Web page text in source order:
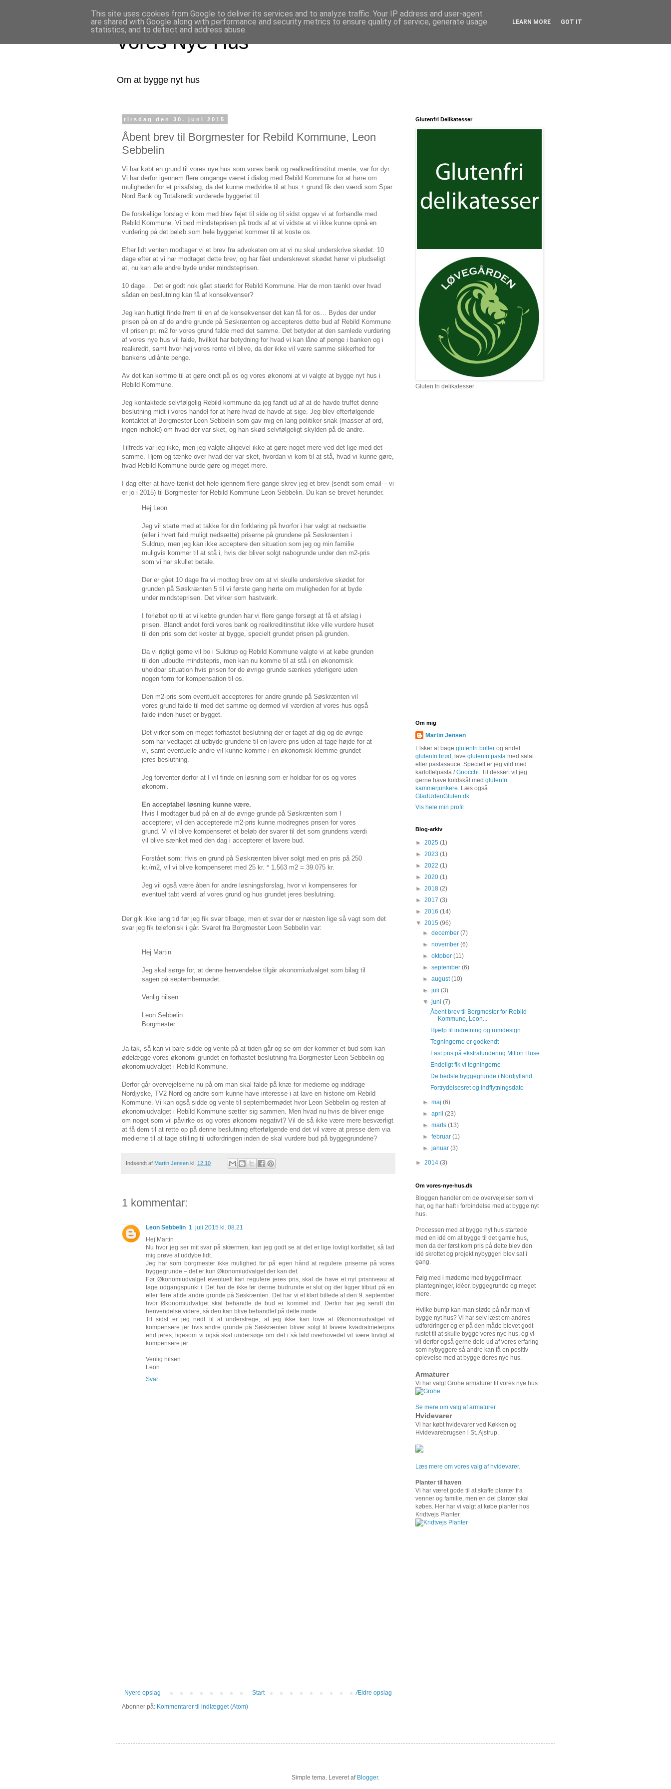
Vores Nye Hus
Om at bygge nyt hus
tirsdag den 30. juni 2015
Åbent brev til Borgmester for Rebild Kommune, Leon
Sebbelin
Vi har købt en grund til vores nye hus som vores bank og realkreditinstitut mente, var for dyr.
Vi har derfor igennem flere omgange været i dialog med Rebild Kommune for at høre om
muligheden for et prisafslag, da det kunne medvirke til at hus + grund fik den værdi som Spar
Nord Bank og Totalkredit vurderede byggeriet til.
De forskellige forslag vi kom med blev fejet til side og til sidst opgav vi at forhandle med
Rebild Kommune. Vi bød mindsteprisen på trods af at vi vidste at vi ikke kunne opnå en
vurdering på det beløb som hele byggeriet kommer til at koste os.
Efter lidt venten modtager vi et brev fra advokaten om at vi nu skal underskrive skødet. 10
dage efter at vi har modtaget dette brev, og har fået underskrevet skødet hører vi pludseligt
at, nu kan alle andre byde under mindsteprisen.
10 dage… Det er godt nok gået stærkt for Rebild Kommune. Har de mon tænkt over hvad
sådan en beslutning kan få af konsekvenser?
Jeg kan hurtigt finde frem til en af de konsekvenser det kan få for os… Bydes der under
prisen på en af de andre grunde på Søskrænten og accepteres dette bud af Rebild Kommune
vil prisen pr. m2 for vores grund falde med det samme. Det betyder at den samlede vurdering
af vores nye hus vil falde, hvilket har betydning for hvad vi kan låne af penge i banken og i
realkredit, samt hvor høj vores rente vil blive, da der ikke vil være samme sikkerhed for
bankens udlånte penge.
Av det kan komme til at gøre ondt på os og vores økonomi at vi valgte at bygge nyt hus i
Rebild Kommune.
Jeg kontaktede selvfølgelig Rebild kommune da jeg fandt ud af at de havde truffet denne
beslutning midt i vores handel for at høre hvad de havde at sige. Jeg blev efterfølgende
kontaktet af Borgmester Leon Sebbelin som gav mig en lang politiker-snak (masser af ord,
ingen indhold) om hvad der var sket, og han skød selvfølgeligt skylden på de andre.
Tilfreds var jeg ikke, men jeg valgte alligevel ikke at gøre noget mere ved det lige med det
samme. Hjem og tænke over hvad der var sket, hvordan vi kom til at stå, hvad vi kunne gøre,
hvad Rebild Kommune burde gøre og meget mere.
I dag efter at have tænkt det hele igennem flere gange skrev jeg et brev (sendt som email – vi
er jo i 2015) til Borgmester for Rebild Kommune Leon Sebbelin. Du kan se brevet herunder.
Hej Leon
Jeg vil starte med at takke for din forklaring på hvorfor i har valgt at nedsætte
(eller i hvert fald muligt nedsætte) priserne på grundene på Søskrænten i
Suldrup, men jeg kan ikke acceptere den situation som jeg og min familie
muligvis kommer til at stå i, hvis der bliver solgt nabogrunde under den m2-pris
som vi har skullet betale.
Der er gået 10 dage fra vi modtog brev om at vi skulle underskrive skødet for
grunden på Søskrænten 5 til vi første gang hørte om muligheden for at byde
under mindsteprisen. Det virker som hastværk.
I forløbet op til at vi købte grunden har vi flere gange forsøgt at få et afslag i
prisen. Blandt andet fordi vores bank og realkreditinstitut ikke ville vurdere huset
til den pris som det koster at bygge, specielt grundet prisen på grunden.
Da vi rigtigt gerne vil bo i Suldrup og Rebild Kommune valgte vi at købe grunden
til den udbudte mindstepris, men kan nu komme til at stå i en økonomisk
uholdbar situation hvis prisen for de øvrige grunde sænkes yderligere uden
nogen form for kompensation til os.
Den m2-pris som eventuelt accepteres for andre grunde på Søskrænten vil
vores grund falde til med det samme og dermed vil værdien af vores hus også
falde inden huset er bygget.
Det virker som en meget forhastet beslutning der er taget af dig og de øvrige
som har vedtaget at udbyde grundene til en lavere pris uden at tage højde for at
vi, samt eventuelle andre vil kunne komme i en økonomisk klemme grundet
jeres beslutning.
Jeg forventer derfor at I vil finde en løsning som er holdbar for os og vores
økonomi.
En acceptabel løsning kunne være.
Hvis I modtager bud på en af de øvrige grunde på Søskrænten som I
accepterer, vil den accepterede m2-pris kunne modregnes prisen for vores
grund. Vi vil blive kompenseret et beløb der svarer til det som grundens værdi
vil blive sænket med den dag i accepterer et lavere bud.
Forstået som: Hvis en grund på Søskrænten bliver solgt med en pris på 250
kr./m2, vil vi blive kompenseret med 25 kr. * 1.563 m2 = 39.075 kr.
Jeg vil også være åben for andre løsningsforslag, hvor vi kompenseres for
eventuel tabt værdi af vores grund og hus grundet jeres beslutning.
Der gik ikke lang tid før jeg fik svar tilbage, men et svar der er næsten lige så vagt som det
svar jeg fik telefonisk i går. Svaret fra Borgmester Leon Sebbelin var:
Hej Martin
Jeg skal sørge for, at denne henvendelse tilgår økonomiudvalget som bilag til
sagen på septembermødet.
Venlig hilsen
Leon Sebbelin
Borgmester
Ja tak, så kan vi bare sidde og vente på at tiden går og se om der kommer et bud som kan
ødelægge vores økonomi grundet en forhastet beslutning fra Borgmester Leon Sebbelin og
økonomiudvalget i Rebild Kommune.
Derfor går overvejelserne nu på om man skal falde på knæ for medierne og inddrage
Nordjyske, TV2 Nord og andre som kunne have interesse i at lave en historie om Rebild
Kommune. Vi kan også sidde og vente til septembermødet hvor Leon Sebbelin og resten af
økonomiudvalget i Rebild Kommune sætter sig sammen. Men hvad nu hvis de bliver enige
om noget som vil påvirke os og vores økonomi negativt? Vil de så ikke være mere besværligt
at få dem til at rette op på denne beslutning efterfølgende end det vil være at presse dem via
medierne til at tage stilling til udfordringen inden de skal vurdere bud på byggegrundene?
Indsendt af Martin Jensen kl. 12.10
1 kommentar:
Leon Sebbelin 1. juli 2015 kl. 08.21
Hej Martin
Nu hvor jeg ser mit svar på skærmen, kan jeg godt se at det er lige lovligt kortfattet, så lad
mig prøve at uddybe lidt.
Jeg har som borgmester ikke mulighed for på egen hånd at regulere priserne på vores
byggegrunde – det er kun Økonomiudvalget der kan det.
Før Økonomiudvalget eventuelt kan regulere jeres pris, skal de have et nyt prisniveau at
tage udgangspunkt i. Det har de ikke før denne budrunde er slut og der ligger tilbud på en
eller flere af de andre grunde på Søskrænten. Det har vi et klart billede af den 9. september
hvor Økonomiudvalget skal behandle de bud er kommet ind. Derfor har jeg sendt din
henvendelse videre, så den kan blive behandlet på dette møde.
Til sidst er jeg nødt til at understrege, at jeg ikke kan love at Økonomiudvalget vil
kompensere jer hvis andre grunde på Søskrænten bliver solgt til lavere kvadratmeterpris
end jeres, ligesom vi også skal undersøge om det i så fald overhovedet vil være lovligt at
kompensere jer.
Venlig hilsen
Leon
Svar
Nyere opslag Ældre opslag
Start
Abonner på: Kommentarer til indlægget (Atom)
Glutenfri Delikatesser
Gluten fri delikatesser
Om mig
Martin Jensen
Elsker at bage glutenfri boller og andet
glutenfri brød , lave glutenfri pasta med salat
eller pastasauce. Specielt er jeg vild med
kartoffelpasta /Gnocchi. Til dessert vil jeg
gerne have koldskål med glutenfri
kammerjunkere. Læs også
GladUdenGluten.dk
Vis hele min profil
Blog-arkiv
► 2025 (1)
► 2023 (1)
► 2022 (1)
► 2020 (1)
► 2018 (2)
► 2017 (3)
► 2016 (14)
▼ 2015 (96)
►december(7)
►november(6)
►oktober(11)
►september(6)
►august(10)
►juli(3)
▼juni(7)
Åbent brev til Borgmester for Rebild
Kommune, Leon...
Hjælp til indretning og rumdesign
Tegningerne er godkendt
Fast pris på ekstrafundering Milton Huse
Endeligt fik vi tegningerne
De bedste byggegrunde i Nordjylland
Fortrydelsesret og indflytningsdato
►maj(6)
►april(23)
►marts(13)
►februar(1)
►januar(3)
► 2014 (3)
Om vores-nye-hus.dk
Bloggen handler om de overvejelser som vi
har, og har haft i forbindelse med at bygge nyt
hus.
Processen med at bygge nyt hus startede
med en idé om at bygge til det gamle hus,
men da der først kom pris på dette blev den
idé skrottet og projekt nybyggeri blev sat i
gang.
Følg med i møderne med byggefirmaer,
plantegninger, idéer, byggegrunde og meget
mere.
Hvilke bump kan man støde på når man vil
bygge nyt hus? Vi har selv læst om andres
udfordringer og er på den måde blevet godt
rustet til at skulle bygge vores nye hus, og vi
vil derfor også gerne dele ud af vores erfaring
som nybyggere så andre kan få en positiv
oplevelse med at bygge deres nye hus.
Armaturer
Vi har valgt Grohe armaturer til vores nye hus
Se mere om valg af armaturer
Hvidevarer
Vi har købt hvidevarer ved Køkken og
Hvidevarebrugsen i St. Ajstrup.
Læs mere om vores valg af hvidevarer.
Planter til haven
Vi har været gode til at skaffe planter fra
venner og familie, men en del planter skal
købes. Her har vi valgt at købe planter hos
Kridtvejs Planter.
Simple tema. Leveret af Blogger.
This site uses cookies from Google to deliver its services and to analyze traffic. Your IP address and user-agent
are shared with Google along with performance and security metrics to ensure quality of service, generate usage
statistics, and to detect and address abuse.
LEARN MORE GOT IT